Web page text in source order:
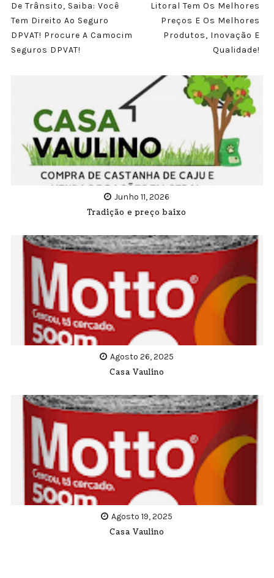
De Trânsito, Saiba: Você
Tem Direito Ao Seguro
DPVAT! Procure A Camocim
Seguros DPVAT!
Litoral Tem Os Melhores
Preços E Os Melhores
Produtos, Inovação E
Qualidade!
Junho 11, 2026
Tradição e preço baixo
Agosto 26, 2025
Casa Vaulino
Agosto 19, 2025
Casa Vaulino